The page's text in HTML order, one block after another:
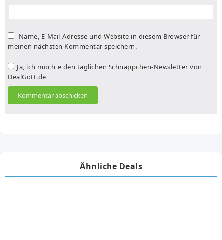
Name, E-Mail-Adresse und Website in diesem Browser für
meinen nächsten Kommentar speichern.
Ja, ich möchte den täglichen Schnäppchen-Newsletter von
DealGott.de
Ähnliche Deals